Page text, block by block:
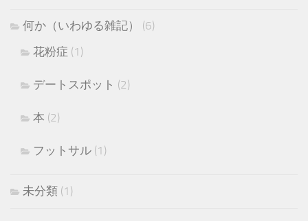
何か（いわゆる雑記）
(6)
花粉症 (1)
デートスポット (2)
本 (2)
フットサル (1)
未分類 (1)